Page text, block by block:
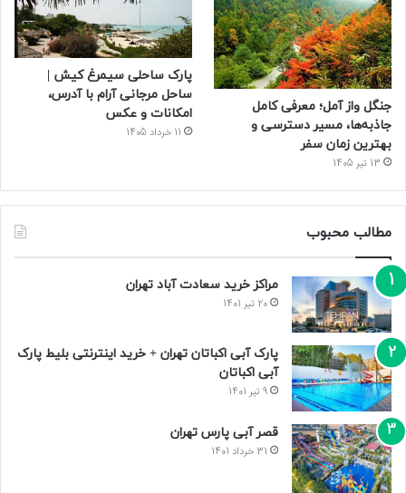
جنگل واز آمل؛ معرفی کامل
جاذبه‌ها، مسیر دسترسی و
بهترین زمان سفر
13 تیر 1405
پارک ساحلی سیمرغ کیش |
ساحل مرجانی آرام با آدرس،
امکانات و عکس
11 خرداد 1405
مطالب محبوب
مراکز خرید سعادت‌ آباد تهران
20 تیر 1401
پارک آبی اکباتان تهران + خرید اینترنتی بلیط پارک
آبی اکباتان
9 تیر 1401
قصر آبی پارس تهران
31 خرداد 1401